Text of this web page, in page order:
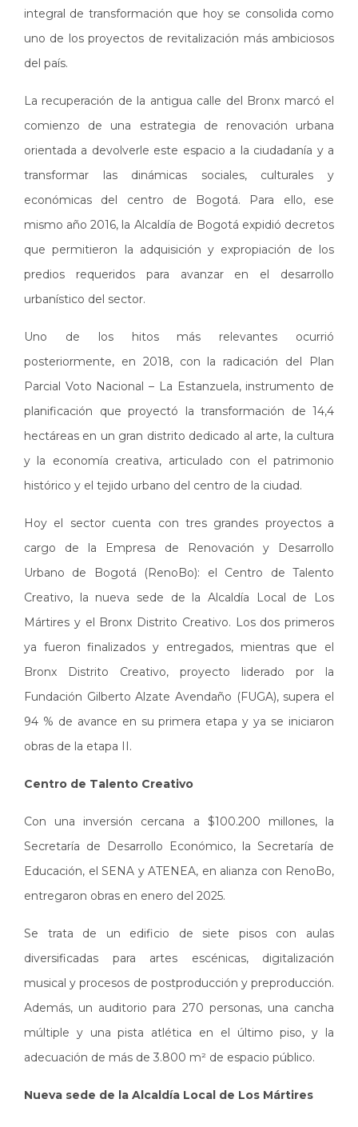
integral de transformación que hoy se consolida como
uno de los proyectos de revitalización más ambiciosos
del país.
La recuperación de la antigua calle del Bronx marcó el
comienzo de una estrategia de renovación urbana
orientada a devolverle este espacio a la ciudadanía y a
transformar las dinámicas sociales, culturales y
económicas del centro de Bogotá. Para ello, ese
mismo año 2016, la Alcaldía de Bogotá expidió decretos
que permitieron la adquisición y expropiación de los
predios requeridos para avanzar en el desarrollo
urbanístico del sector.
Uno de los hitos más relevantes ocurrió
posteriormente, en 2018, con la radicación del Plan
Parcial Voto Nacional – La Estanzuela, instrumento de
planificación que proyectó la transformación de 14,4
hectáreas en un gran distrito dedicado al arte, la cultura
y la economía creativa, articulado con el patrimonio
histórico y el tejido urbano del centro de la ciudad.
Hoy el sector cuenta con tres grandes proyectos a
cargo de la Empresa de Renovación y Desarrollo
Urbano de Bogotá (RenoBo): el Centro de Talento
Creativo, la nueva sede de la Alcaldía Local de Los
Mártires y el Bronx Distrito Creativo. Los dos primeros
ya fueron finalizados y entregados, mientras que el
Bronx Distrito Creativo, proyecto liderado por la
Fundación Gilberto Alzate Avendaño (FUGA), supera el
94 % de avance en su primera etapa y ya se iniciaron
obras de la etapa II.
Centro de Talento Creativo
Con una inversión cercana a $100.200 millones, la
Secretaría de Desarrollo Económico, la Secretaría de
Educación, el SENA y ATENEA, en alianza con RenoBo,
entregaron obras en enero del 2025.
Se trata de un edificio de siete pisos con aulas
diversificadas para artes escénicas, digitalización
musical y procesos de postproducción y preproducción.
Además, un auditorio para 270 personas, una cancha
múltiple y una pista atlética en el último piso, y la
adecuación de más de 3.800 m² de espacio público.
Nueva sede de la Alcaldía Local de Los Mártires